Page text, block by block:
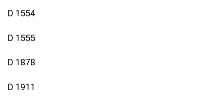
D 1554
D 1555
D 1878
D 1911